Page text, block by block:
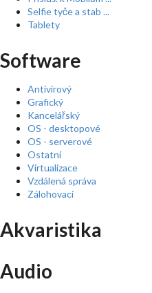
Selfie tyče a stab ...
Tablety
Software
Antivirový
Grafický
Kancelářský
OS - desktopové
OS - serverové
Ostatní
Virtualizace
Vzdálená správa
Zálohovací
Akvaristika
Audio